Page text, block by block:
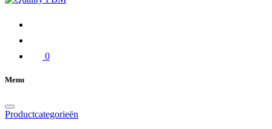
0
Menu
Productcategorieën